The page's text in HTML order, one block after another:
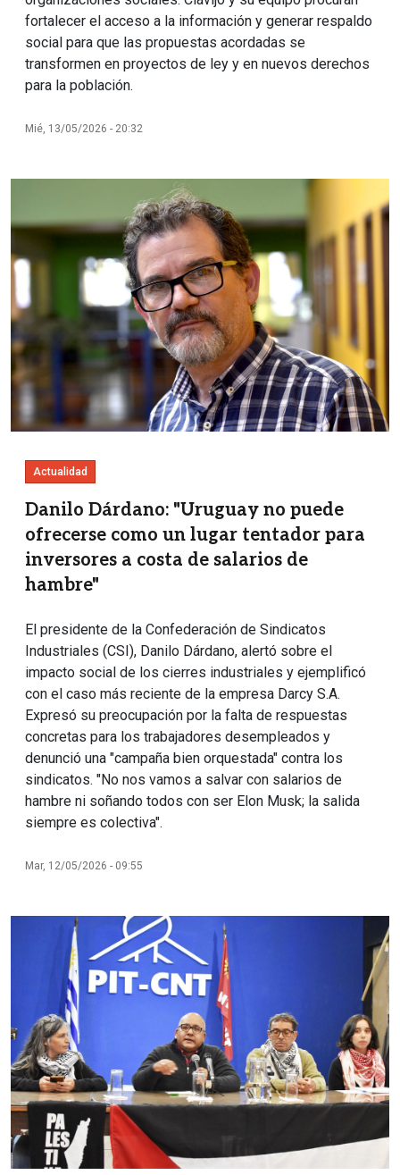
fortalecer el acceso a la información y generar respaldo
social para que las propuestas acordadas se
transformen en proyectos de ley y en nuevos derechos
para la población.
Mié, 13/05/2026 - 20:32
Actualidad
Danilo Dárdano: "Uruguay no puede
ofrecerse como un lugar tentador para
inversores a costa de salarios de
hambre"
El presidente de la Confederación de Sindicatos
Industriales (CSI), Danilo Dárdano, alertó sobre el
impacto social de los cierres industriales y ejemplificó
con el caso más reciente de la empresa Darcy S.A.
Expresó su preocupación por la falta de respuestas
concretas para los trabajadores desempleados y
denunció una "campaña bien orquestada" contra los
sindicatos. "No nos vamos a salvar con salarios de
hambre ni soñando todos con ser Elon Musk; la salida
siempre es colectiva".
Mar, 12/05/2026 - 09:55